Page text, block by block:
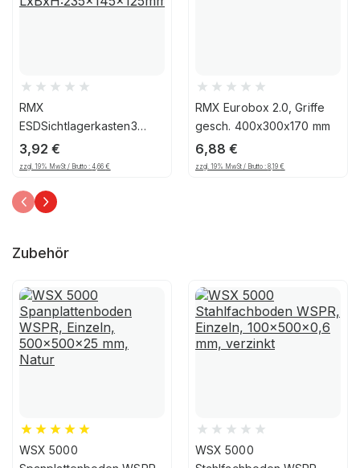
RMX
ESDSichtlagerkasten3
schw.
LxBxH:235x145x125mm
3,92€
zzgl. 19% MwSt / Brutto :4,66€
RMX Eurobox 2.0, Griffe
gesch. 400x300x170 mm
6,88€
zzgl. 19% MwSt / Brutto :8,19€
Zubehör
WSX 5000
WSX 5000